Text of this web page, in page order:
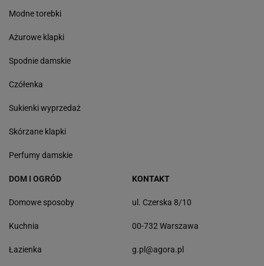
Modne torebki
Ażurowe klapki
Spodnie damskie
Czółenka
Sukienki wyprzedaż
Skórzane klapki
Perfumy damskie
DOM I OGRÓD
Domowe sposoby
Kuchnia
Łazienka
KONTAKT
ul. Czerska 8/10
00-732 Warszawa
g.pl@agora.pl